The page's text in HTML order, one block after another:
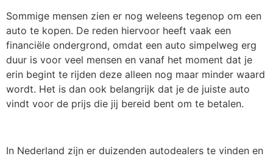
Sommige mensen zien er nog weleens tegenop om een
auto te kopen. De reden hiervoor heeft vaak een
financiële ondergrond, omdat een auto simpelweg erg
duur is voor veel mensen en vanaf het moment dat je
erin begint te rijden deze alleen nog maar minder waard
wordt. Het is dan ook belangrijk dat je de juiste auto
vindt voor de prijs die jij bereid bent om te betalen.
In Nederland zijn er duizenden autodealers te vinden en